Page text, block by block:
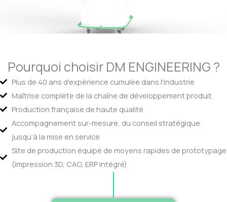
Pourquoi choisir DM ENGINEERING ?
Plus de 40 ans d'expérience cumulée dans l'industrie
Maîtrise complète de la chaîne de développement produit
Production française de haute qualité
Accompagnement sur-mesure, du conseil stratégique
jusqu’à la mise en service
Site de production équipé de moyens rapides de prototypage
(impression 3D, CAO, ERP intégré)